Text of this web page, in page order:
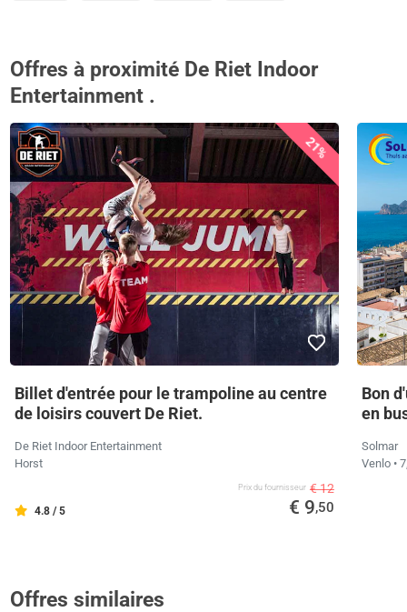
Offres à proximité De Riet Indoor
Entertainment .
21%
Billet d'entrée pour le trampoline au centre
de loisirs couvert De Riet.
De Riet Indoor Entertainment
Horst
4.8 / 5
Prix ​​du fournisseur € 12
€ 9,50
Bon
en
Solmar
Venlo •
Offres similaires